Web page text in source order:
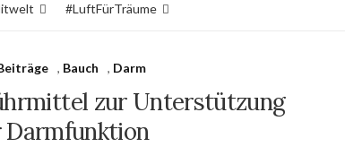
#LuftFürTräume
, Bauch , Darm
zur Unterstützung
Darmfunktion